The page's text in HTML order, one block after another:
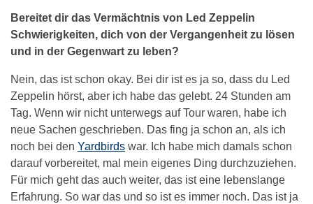
Bereitet dir das Vermächtnis von Led Zeppelin
Schwierigkeiten, dich von der Vergangenheit zu lösen
und in der Gegenwart zu leben?
Nein, das ist schon okay. Bei dir ist es ja so, dass du Led
Zeppelin hörst, aber ich habe das gelebt. 24 Stunden am
Tag. Wenn wir nicht unterwegs auf Tour waren, habe ich
neue Sachen geschrieben. Das fing ja schon an, als ich
noch bei den Yardbirds war. Ich habe mich damals schon
darauf vorbereitet, mal mein eigenes Ding durchzuziehen.
Für mich geht das auch weiter, das ist eine lebenslange
Erfahrung. So war das und so ist es immer noch. Das ist ja